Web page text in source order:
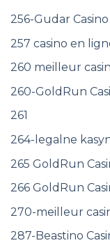
256-Gudar
257 casino en
260 meilleur
260-GoldRun
261
264-legalne
265 GoldRun
266 GoldRun
270-meilleur
287-Beastino